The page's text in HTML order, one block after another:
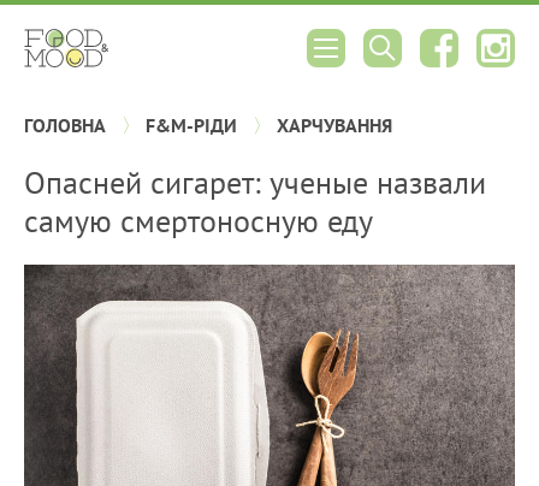
ГОЛОВНА F&M-РІДИ ХАРЧУВАННЯ
Опасней сигарет: ученые назвали
самую смертоносную еду